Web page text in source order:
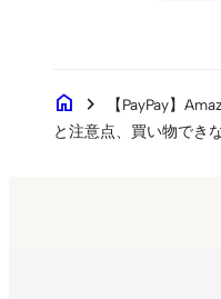
home chevron_right
【PayPay】
と注意点、買い物でき